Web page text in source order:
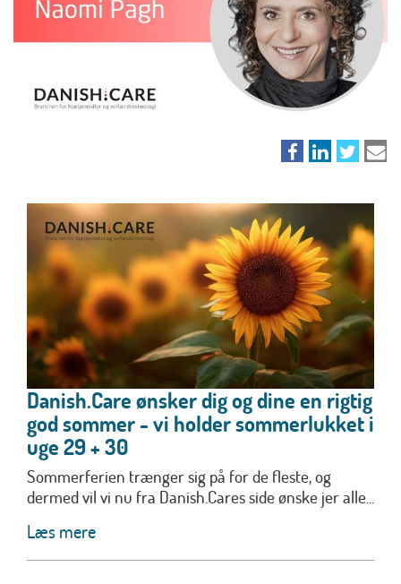
Danish.Care ønsker dig og dine en rigtig
god sommer - vi holder sommerlukket i
uge 29 + 30
Sommerferien trænger sig på for de fleste, og
dermed vil vi nu fra Danish.Cares side ønske jer alle...
Læs mere